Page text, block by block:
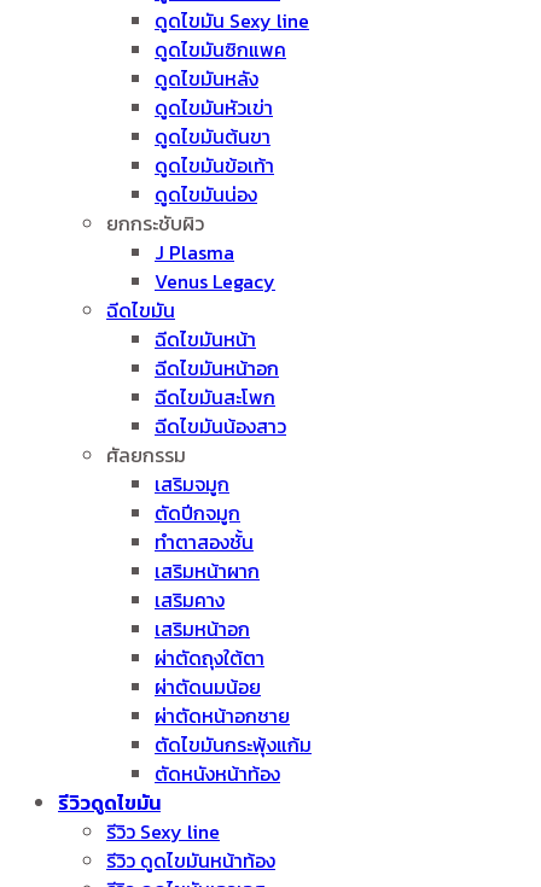
ดูดไขมัน Sexy line
ดูดไขมันซิกแพค
ดูดไขมันหลัง
ดูดไขมันหัวเข่า
ดูดไขมันต้นขา
ดูดไขมันข้อเท้า
ดูดไขมันน่อง
ยกกระชับผิว
J Plasma
Venus Legacy
ฉีดไขมัน
ฉีดไขมันหน้า
ฉีดไขมันหน้าอก
ฉีดไขมันสะโพก
ฉีดไขมันน้องสาว
ศัลยกรรม
เสริมจมูก
ตัดปีกจมูก
ทำตาสองชั้น
เสริมหน้าผาก
เสริมคาง
เสริมหน้าอก
ผ่าตัดถุงใต้ตา
ผ่าตัดนมน้อย
ผ่าตัดหน้าอกชาย
ตัดไขมันกระพุ้งแก้ม
ตัดหนังหน้าท้อง
รีวิวดูดไขมัน
รีวิว Sexy line
รีวิว ดูดไขมันหน้าท้อง